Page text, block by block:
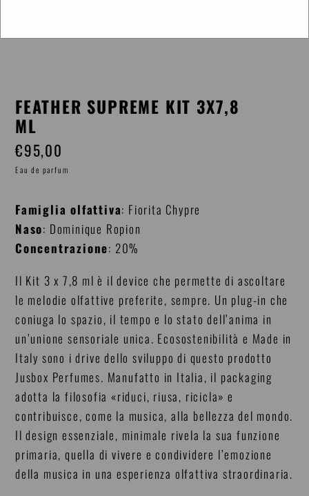
FEATHER SUPREME KIT 3X7,8
ML
di
€95,00
Eau de parfum
Famiglia olfattiva: Fiorita Chypre
Naso: Dominique Ropion
Concentrazione: 20%
Il Kit 3 x 7,8 ml è il device che permette di ascoltare
le melodie olfattive preferite, sempre. Un plug-in che
coniuga lo spazio, il tempo e lo stato dell’anima in
un’unione sensoriale unica. Ecosostenibilità e Made in
Italy sono i drive dello sviluppo di questo prodotto
Jusbox Perfumes. Manufatto in Italia, il packaging
adotta la filosofia «riduci, riusa, ricicla» e
contribuisce, come la musica, alla bellezza del mondo.
Il design essenziale, minimale rivela la sua funzione
primaria, quella di vivere e condividere l’emozione
della musica in una esperienza olfattiva straordinaria.